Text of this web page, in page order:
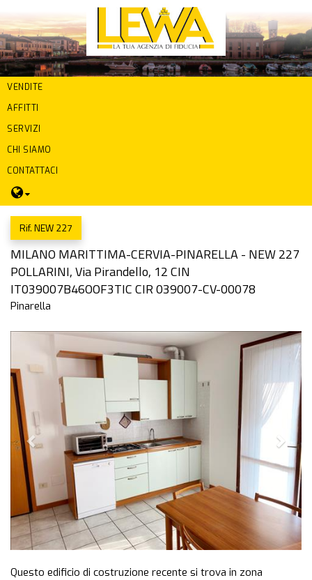
VENDITE
AFFITTI
SERVIZI
CHI SIAMO
CONTATTACI
Rif. NEW 227
MILANO MARITTIMA-CERVIA-PINARELLA - NEW 227
POLLARINI, Via Pirandello, 12 CIN
IT039007B46OOF3TIC CIR 039007-CV-00078
Pinarella
Previous Next
Questo edificio di costruzione recente si trova in zona